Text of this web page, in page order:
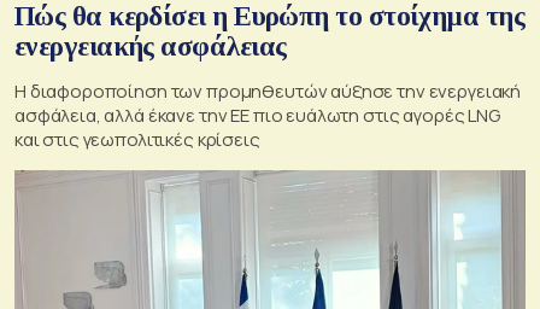
Πώς θα κερδίσει η Ευρώπη το στοίχημα της
ενεργειακής ασφάλειας
Η διαφοροποίηση των προμηθευτών αύξησε την ενεργειακή
ασφάλεια, αλλά έκανε την ΕΕ πιο ευάλωτη στις αγορές LNG
και στις γεωπολιτικές κρίσεις